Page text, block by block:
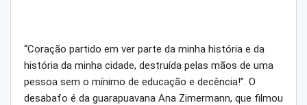
“Coração partido em ver parte da minha história e da
história da minha cidade, destruída pelas mãos de uma
pessoa sem o mínimo de educação e decência!”. O
desabafo é da guarapuavana Ana Zimermann, que filmou